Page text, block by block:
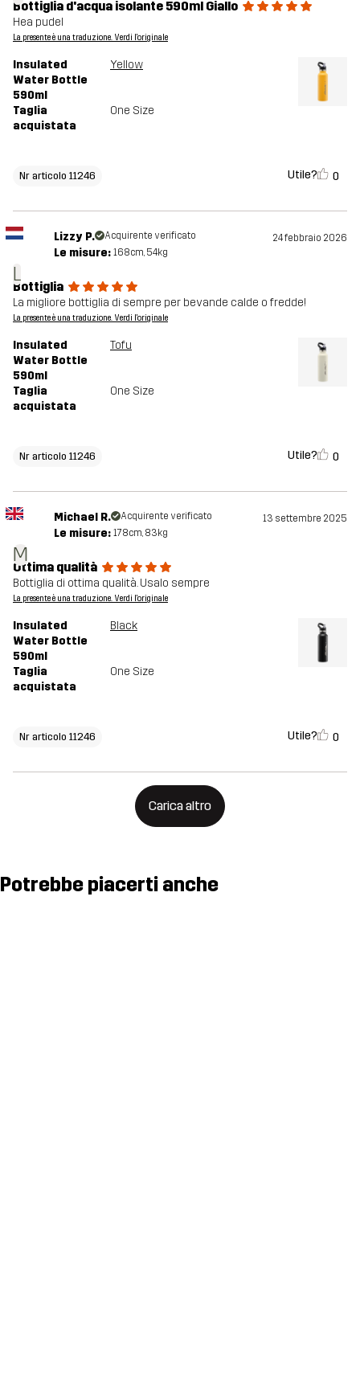
Bottiglia d'acqua isolante 590ml Giallo
Hea pudel
La presente è una traduzione. Verdi l'originale
Insulated
Water Bottle
590ml
Yellow
Taglia
acquistata
One Size
Nr articolo 11246 Utile? 0
L
Lizzy P. Acquirente verificato 24 febbraio 2026
Le misure: 168cm, 54kg
Bottiglia
La migliore bottiglia di sempre per bevande calde o fredde!
La presente è una traduzione. Verdi l'originale
Insulated
Water Bottle
590ml
Tofu
Taglia
acquistata
One Size
Nr articolo 11246 Utile? 0
M
Michael R. Acquirente verificato 13 settembre 2025
Le misure: 178cm, 83kg
Ottima qualità
Bottiglia di ottima qualità. Usalo sempre
La presente è una traduzione. Verdi l'originale
Insulated
Water Bottle
590ml
Black
Taglia
acquistata
One Size
Nr articolo 11246 Utile? 0
Carica altro
Potrebbe piacerti anche